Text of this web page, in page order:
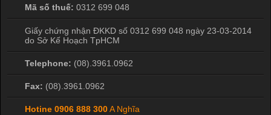
Mã số thuế: 0312 699 048
Giấy chứng nhận ĐKKD số 0312 699 048 ngày 23-03-2014
do Sở Kế Hoạch TpHCM
Telephone: (08).3961.0962
Fax: (08).3961.0962
Hotine 0906 888 300A Nghĩa